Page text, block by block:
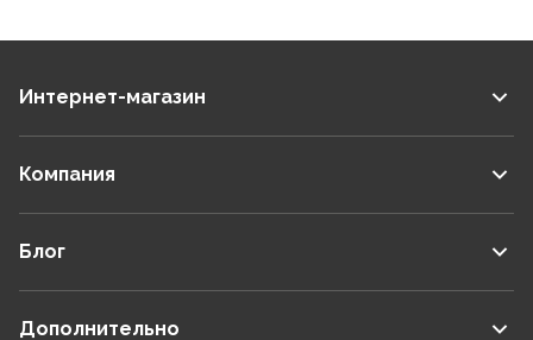
Интернет-магазин
Компания
Блог
Дополнительно